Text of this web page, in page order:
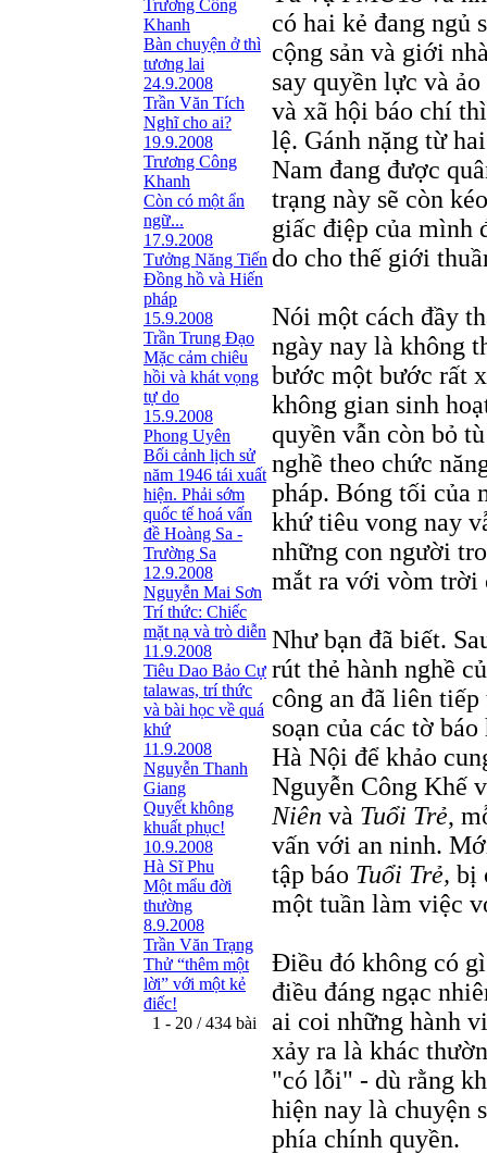
Trương Công
Khanh
Bàn chuyện ở thì
tương lai
24.9.2008
Trần Văn Tích
Nghĩ cho ai?
19.9.2008
Trương Công
Khanh
Còn có một ẩn
ngữ...
17.9.2008
Tưởng Năng Tiến
Đồng hồ và Hiến
pháp
15.9.2008
Trần Trung Đạo
Mặc cảm chiêu
hồi và khát vọng
tự do
15.9.2008
Phong Uyên
Bối cảnh lịch sử
năm 1946 tái xuất
hiện. Phải sớm
quốc tế hoá vấn
đề Hoàng Sa -
Trường Sa
12.9.2008
Nguyễn Mai Sơn
Trí thức: Chiếc
mặt nạ và trò diễn
11.9.2008
Tiêu Dao Bảo Cự
talawas, trí thức
và bài học về quá
khứ
11.9.2008
Nguyễn Thanh
Giang
Quyết không
khuất phục!
10.9.2008
Hà Sĩ Phu
Một mẩu đời
thường
8.9.2008
Trần Văn Trạng
Thử “thêm một
lời” với một kẻ
điếc!
1 - 20 / 434 bài
có hai kẻ đang ngủ
cộng sản và giới
say quyền lực và
và xã hội báo chí
lệ. Gánh nặng từ
Nam đang được
trạng này sẽ còn
giấc điệp của mình
do cho thế giới
Nói một cách đầy
ngày nay là không
bước một bước rất
không gian sinh
quyền vẫn còn bỏ
nghề theo chức
pháp. Bóng tối của
khứ tiêu vong nay
những con người
mắt ra với vòm trời
Như bạn đã biết.
rút thẻ hành nghề
công an đã liên
soạn của các tờ
Hà Nội để khảo
Nguyễn Công Khế
Niên và Tuổi Trẻ,
vấn với an ninh.
tập báo Tuổi Trẻ, bị
một tuần làm việc
Điều đó không có
điều đáng ngạc
ai coi những hành
xảy ra là khác
"có lỗi" - dù rằng
hiện nay là chuyện
phía chính quyền.